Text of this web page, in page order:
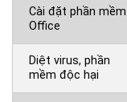
Cài đặt phần mềm
Office
Diệt virus, phần
mềm độc hại